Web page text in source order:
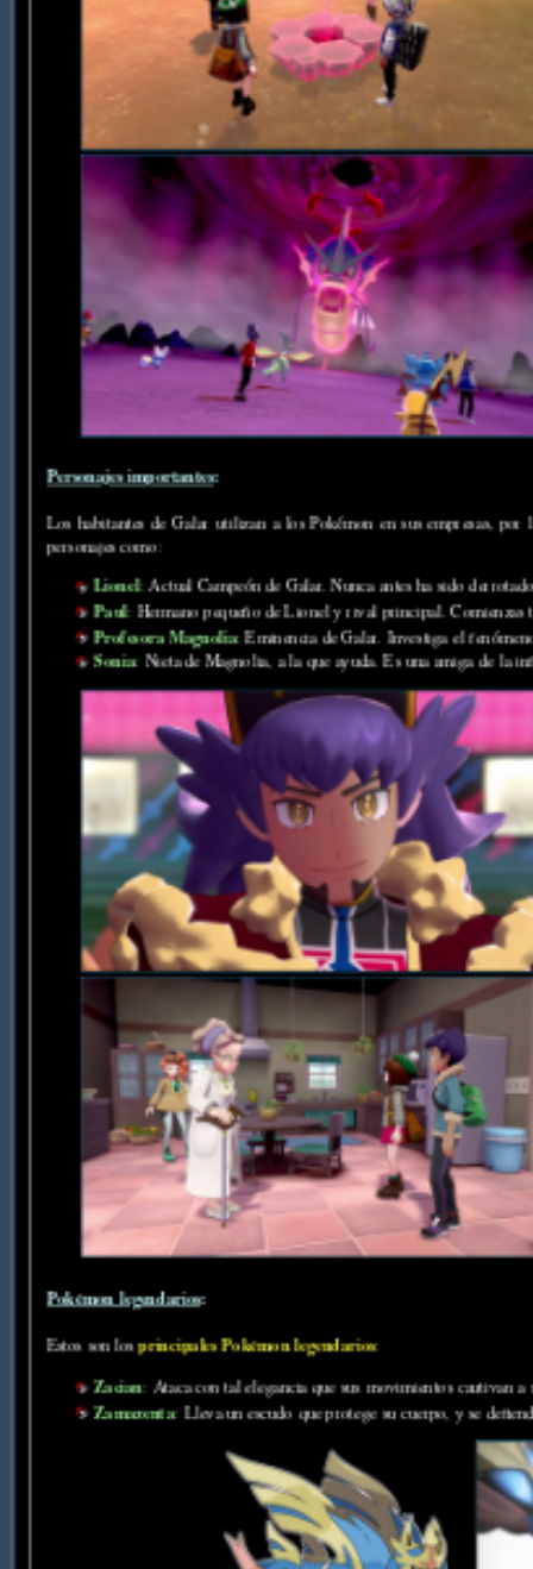
Personajes importantes:
Los habitantes de Galar utilizan a los Pokémon en sus empresas,
personajes como:
Lionel: Actual Campeón de Galar. Nunca antes ha sido
Paul: Hermano pequeño de Lionel y rival principal. Comienzas
Profesora Magnolia: Eminencia de Galar. Investiga el
Sonia: Nieta de Magnolia, a la que ayuda. Es una amiga de la
Pokémon legendarios:
Estos son losprincipales Pokémon legendarios:
Zacian: Ataca con tal elegancia que sus movimientos cautivan a
Zamazenta: Lleva un escudo que protege su cuerpo, y se